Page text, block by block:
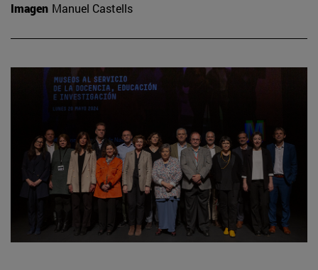
Imagen Manuel Castells